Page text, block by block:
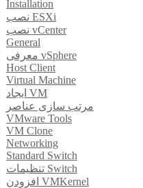
Installation
نصب ESXi
نصب vCenter
General
معرفی vSphere
Host Client
Virtual Machine
ایجاد VM
مرتب سازی عناصر
VMware Tools
VM Clone
Networking
Standard Switch
تنظیمات Switch
افزودن VMKernel